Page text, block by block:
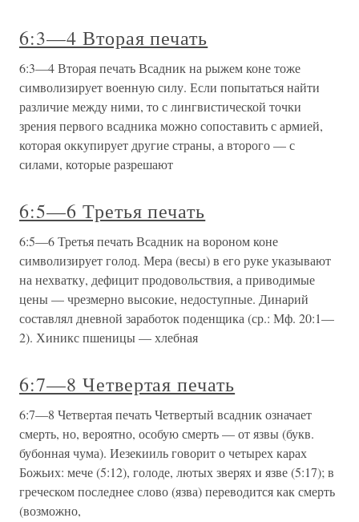
6:3—4 Вторая печать
6:3—4 Вторая печать Всадник на рыжем коне тоже
символизирует военную силу. Если попытаться найти
различие между ними, то с лингвистической точки
зрения первого всадника можно сопоставить с армией,
которая оккупирует другие страны, а второго — с
силами, которые разрешают
6:5—6 Третья печать
6:5—6 Третья печать Всадник на вороном коне
символизирует голод. Мера (весы) в его руке указывают
на нехватку, дефицит продовольствия, а приводимые
цены — чрезмерно высокие, недоступные. Динарий
составлял дневной заработок поденщика (ср.: Мф. 20:1—
2). Хиникс пшеницы — хлебная
6:7—8 Четвертая печать
6:7—8 Четвертая печать Четвертый всадник означает
смерть, но, вероятно, особую смерть — от язвы (букв.
бубонная чума). Иезекииль говорит о четырех карах
Божьих: мече (5:12), голоде, лютых зверях и язве (5:17); в
греческом последнее слово (язва) переводится как смерть
(возможно,